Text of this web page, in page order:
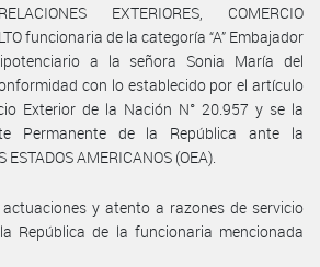
EXTERIORES, COMERCIO
funcionaria de la categoría “A” Embajador
a la señora Sonia María del
con lo establecido por el artículo
Exterior de la Nación N° 20.957 y se la
Permanente de la República ante la
ESTADOS AMERICANOS (OEA).
y atento a razones de servicio
República de la funcionaria mencionada